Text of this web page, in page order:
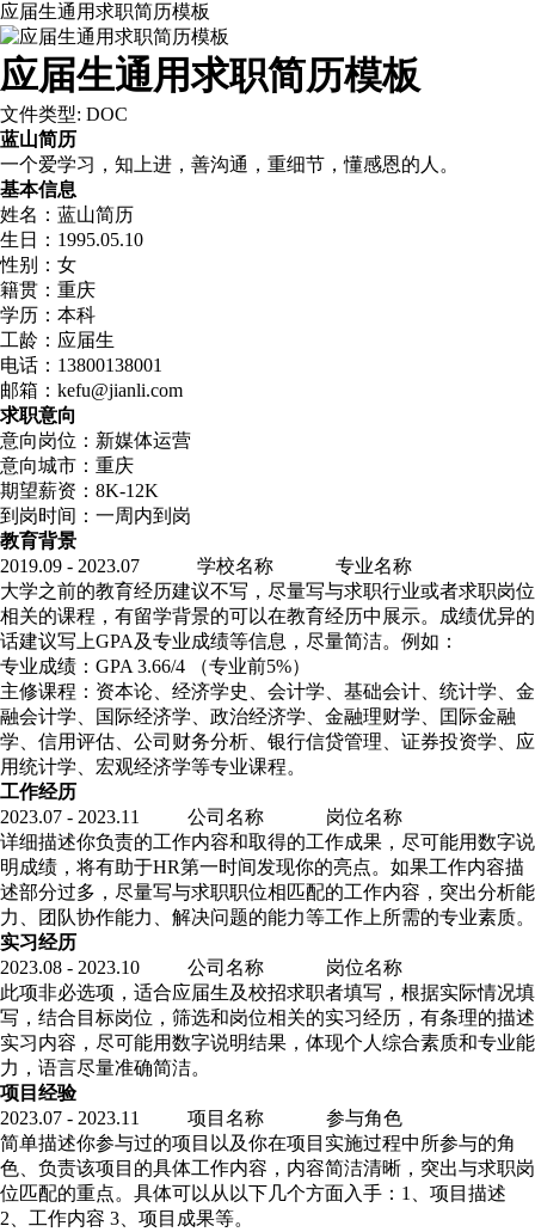
应届生通用求职简历模板
应届生通用求职简历模板
文件类型: DOC
蓝山简历
一个爱学习，知上进，善沟通，重细节，懂感恩的人。
基本信息
姓名：蓝山简历
生日：1995.05.10
性别：女
籍贯：重庆
学历：本科
工龄：应届生
电话：13800138001
邮箱：kefu@jianli.com
求职意向
意向岗位：新媒体运营
意向城市：重庆
期望薪资：8K-12K
到岗时间：一周内到岗
教育背景
2019.09 - 2023.07 学校名称 专业名称
大学之前的教育经历建议不写，尽量写与求职行业或者求职岗位
相关的课程，有留学背景的可以在教育经历中展示。成绩优异的
话建议写上GPA及专业成绩等信息，尽量简洁。例如：
专业成绩：GPA 3.66/4 （专业前5%）
主修课程：资本论、经济学史、会计学、基础会计、统计学、金
融会计学、国际经济学、政治经济学、金融理财学、囯际金融
学、信用评估、公司财务分析、银行信贷管理、证券投资学、应
用统计学、宏观经济学等专业课程。
工作经历
2023.07 - 2023.11 公司名称 岗位名称
详细描述你负责的工作内容和取得的工作成果，尽可能用数字说
明成绩，将有助于HR第一时间发现你的亮点。如果工作内容描
述部分过多，尽量写与求职职位相匹配的工作内容，突出分析能
力、团队协作能力、解决问题的能力等工作上所需的专业素质。
实习经历
2023.08 - 2023.10 公司名称 岗位名称
此项非必选项，适合应届生及校招求职者填写，根据实际情况填
写，结合目标岗位，筛选和岗位相关的实习经历，有条理的描述
实习内容，尽可能用数字说明结果，体现个人综合素质和专业能
力，语言尽量准确简洁。
项目经验
2023.07 - 2023.11 项目名称 参与角色
简单描述你参与过的项目以及你在项目实施过程中所参与的角
色、负责该项目的具体工作内容，内容简洁清晰，突出与求职岗
位匹配的重点。具体可以从以下几个方面入手：1、项目描述
2、工作内容 3、项目成果等。